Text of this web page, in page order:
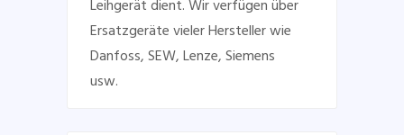
Leihgerät dient. Wir verfügen über
Ersatzgeräte vieler Hersteller wie
Danfoss, SEW, Lenze, Siemens
usw.